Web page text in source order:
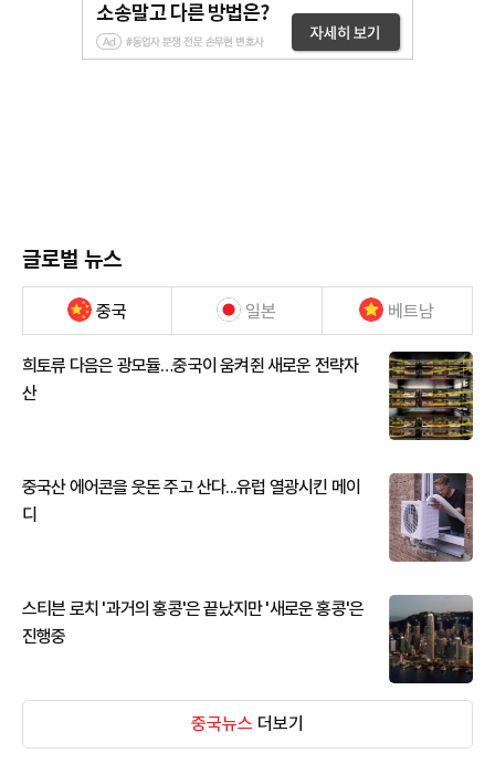
글로벌 뉴스
중국 일본 베트남
희토류 다음은 광모듈…중국이 움켜쥔 새로운 전략자
산
중국산 에어콘을 웃돈 주고 산다...유럽 열광시킨 메이
디
스티븐 로치 '과거의 홍콩'은 끝났지만 '새로운 홍콩'은
진행중
중국뉴스 더보기